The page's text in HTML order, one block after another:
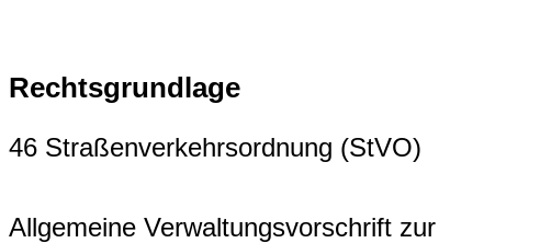
Rechtsgrundlage
46 Straßenverkehrsordnung (StVO)
Allgemeine Verwaltungsvorschrift zur